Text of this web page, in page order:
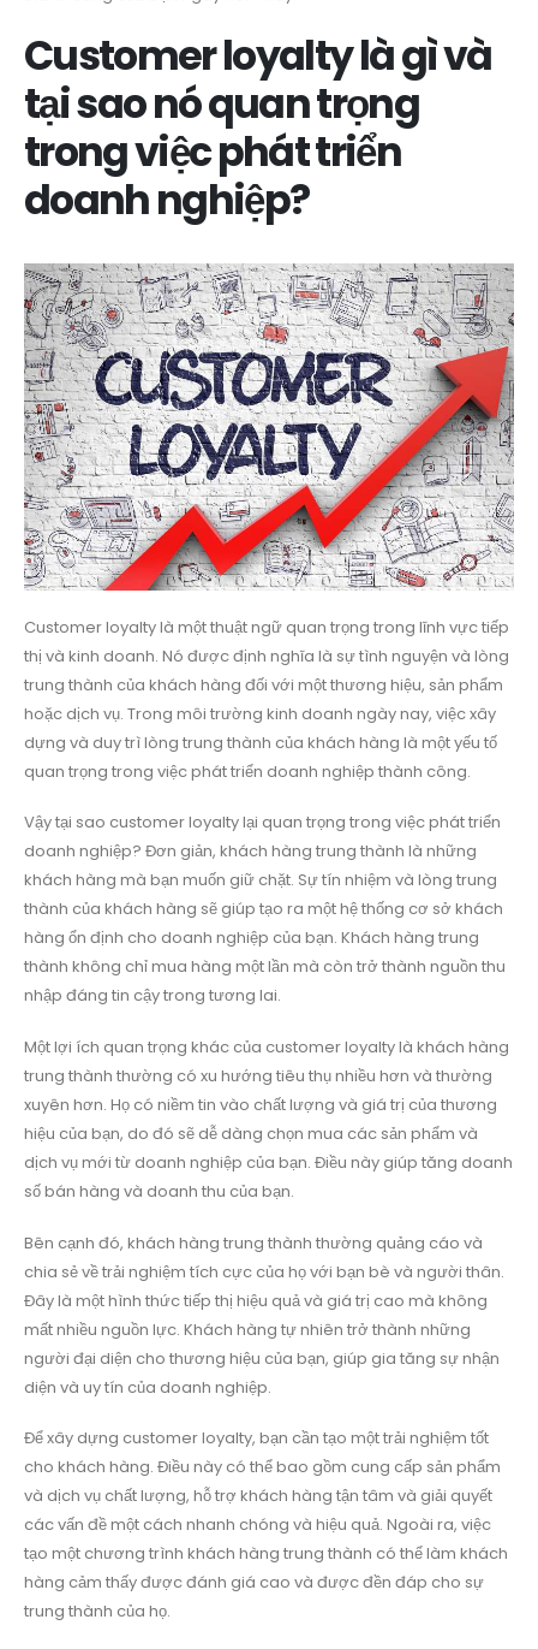
Customer loyalty là gì và
tại sao nó quan trọng
trong việc phát triển
doanh nghiệp?
Customer loyalty là một thuật ngữ quan trọng trong lĩnh vực tiếp
thị và kinh doanh. Nó được định nghĩa là sự tình nguyện và lòng
trung thành của khách hàng đối với một thương hiệu, sản phẩm
hoặc dịch vụ. Trong môi trường kinh doanh ngày nay, việc xây
dựng và duy trì lòng trung thành của khách hàng là một yếu tố
quan trọng trong việc phát triển doanh nghiệp thành công.
Vậy tại sao customer loyalty lại quan trọng trong việc phát triển
doanh nghiệp? Đơn giản, khách hàng trung thành là những
khách hàng mà bạn muốn giữ chặt. Sự tín nhiệm và lòng trung
thành của khách hàng sẽ giúp tạo ra một hệ thống cơ sở khách
hàng ổn định cho doanh nghiệp của bạn. Khách hàng trung
thành không chỉ mua hàng một lần mà còn trở thành nguồn thu
nhập đáng tin cậy trong tương lai.
Một lợi ích quan trọng khác của customer loyalty là khách hàng
trung thành thường có xu hướng tiêu thụ nhiều hơn và thường
xuyên hơn. Họ có niềm tin vào chất lượng và giá trị của thương
hiệu của bạn, do đó sẽ dễ dàng chọn mua các sản phẩm và
dịch vụ mới từ doanh nghiệp của bạn. Điều này giúp tăng doanh
số bán hàng và doanh thu của bạn.
Bên cạnh đó, khách hàng trung thành thường quảng cáo và
chia sẻ về trải nghiệm tích cực của họ với bạn bè và người thân.
Đây là một hình thức tiếp thị hiệu quả và giá trị cao mà không
mất nhiều nguồn lực. Khách hàng tự nhiên trở thành những
người đại diện cho thương hiệu của bạn, giúp gia tăng sự nhận
diện và uy tín của doanh nghiệp.
Để xây dựng customer loyalty, bạn cần tạo một trải nghiệm tốt
cho khách hàng. Điều này có thể bao gồm cung cấp sản phẩm
và dịch vụ chất lượng, hỗ trợ khách hàng tận tâm và giải quyết
các vấn đề một cách nhanh chóng và hiệu quả. Ngoài ra, việc
tạo một chương trình khách hàng trung thành có thể làm khách
hàng cảm thấy được đánh giá cao và được đền đáp cho sự
trung thành của họ.